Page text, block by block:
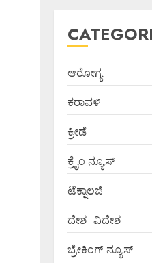
ಆರೋಗ್ಯ
ಕರಾವಳಿ
ಕ್ರೀಡೆ
ಕ್ರೈಂ ನ್ಯೂಸ್
ಟೆಕ್ನಾಲಜಿ
ದೇಶ -ವಿದೇಶ
ಬ್ರೇಕಿಂಗ್ ನ್ಯೂಸ್